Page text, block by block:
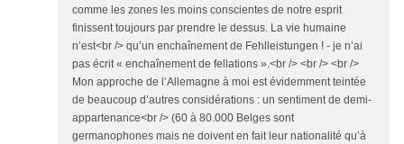
comme les zones les moins conscientes de notre esprit
finissent toujours par prendre le dessus. La vie humaine
n’est<br /> qu’un enchaînement de Fehlleistungen ! - je n’ai
pas écrit « enchaînement de fellations ».<br /> <br /> <br />
Mon approche de l’Allemagne à moi est évidemment teintée
de beaucoup d’autres considérations : un sentiment de demi-
appartenance<br /> (60 à 80.000 Belges sont
germanophones mais ne doivent en fait leur nationalité qu’à